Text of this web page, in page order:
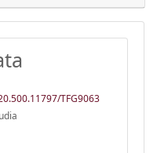
TFG9063